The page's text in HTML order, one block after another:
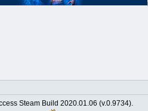
Steam Build 2020.01.06 (v.0.9734).